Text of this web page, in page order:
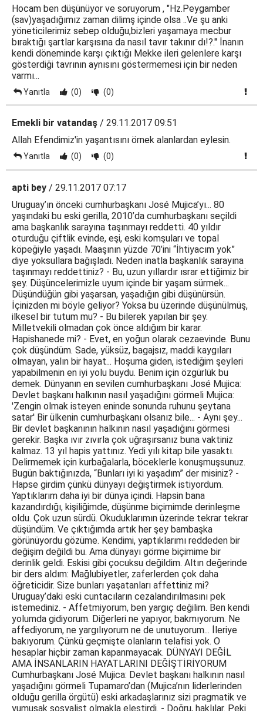
Hocam ben düşünüyor ve soruyorum , "Hz.Peygamber
(sav)yaşadığımız zaman dilimş içinde olsa ..Ve şu anki
yöneticilerimiz sebep olduğu,bizleri yaşamaya mecbur
bıraktığı şartlar karşısına da nasıl tavır takınır dı!?." İnanın
kendi döneminde karşı çıktığı Mekke ileri gelenlere karşı
gösterdiği tavrının aynısını göstermemesi için bir neden
varmı...
Yanıtla (0) (0)
Emekli bir vatandaş / 29.11.2017 09:51
Allah Efendimiz'in yaşantısını örnek alanlardan eylesin.
Yanıtla (0) (0)
apti bey / 29.11.2017 07:17
Uruguay’ın önceki cumhurbaşkanı José Mujica’yı... 80
yaşındaki bu eski gerilla, 2010’da cumhurbaşkanı seçildi
ama başkanlık sarayına taşınmayı reddetti. 40 yıldır
oturduğu çiftlik evinde, eşi, eski komşuları ve topal
köpeğiyle yaşadı. Maaşının yüzde 70’ini “İhtiyacım yok”
diye yoksullara bağışladı. Neden inatla başkanlık sarayına
taşınmayı reddettiniz? - Bu, uzun yıllardır ısrar ettiğimiz bir
şey. Düşüncelerimizle uyum içinde bir yaşam sürmek...
Düşündüğün gibi yaşarsan, yaşadığın gibi düşünürsün.
İçinizden mi böyle geliyor? Yoksa bu üzerinde düşünülmüş,
ilkesel bir tutum mu? - Bu bilerek yapılan bir şey.
Milletvekili olmadan çok önce aldığım bir karar.
Hapishanede mi? - Evet, en yoğun olarak cezaevinde. Bunu
çok düşündüm. Sade, yüksüz, bagajsız, maddi kaygıları
olmayan, yalın bir hayat... Hoşuma giden, istediğim şeyleri
yapabilmenin en iyi yolu buydu. Benim için özgürlük bu
demek. Dünyanın en sevilen cumhurbaşkanı José Mujica:
Devlet başkanı halkının nasıl yaşadığını görmeli Mujica:
'Zengin olmak isteyen eninde sonunda ruhunu şeytana
satar' Bir ülkenin cumhurbaşkanı olsanız bile... - Aynı şey...
Bir devlet başkanının halkının nasıl yaşadığını görmesi
gerekir. Başka ıvır zıvırla çok uğraşırsanız buna vaktiniz
kalmaz. 13 yıl hapis yattınız. Yedi yılı kitap bile yasaktı.
Delirmemek için kurbağalarla, böceklerle konuşmuşsunuz.
Bugün baktığınızda, “Bunları iyi ki yaşadım” der misiniz? -
Hapse girdim çünkü dünyayı değiştirmek istiyordum.
Yaptıklarım daha iyi bir dünya içindi. Hapsin bana
kazandırdığı, kişiliğimde, düşünme biçimimde derinleşme
oldu. Çok uzun sürdü. Okuduklarımın üzerinde tekrar tekrar
düşündüm. Ve çıktığımda artık her şey bambaşka
görünüyordu gözüme. Kendimi, yaptıklarımı reddeden bir
değişim değildi bu. Ama dünyayı görme biçimime bir
derinlik geldi. Eskisi gibi çocuksu değildim. Altın değerinde
bir ders aldım: Mağlubiyetler, zaferlerden çok daha
öğreticidir. Size bunları yaşatanları affettiniz mi?
Uruguay’daki eski cuntacıların cezalandırılmasını pek
istemediniz. - Affetmiyorum, ben yargıç değilim. Ben kendi
yolumda gidiyorum. Diğerleri ne yapıyor, bakmıyorum. Ne
affediyorum, ne yargılıyorum ne de unutuyorum... İleriye
bakıyorum. Çünkü geçmişte olanların telafisi yok. O
hesaplar hiçbir zaman kapanmayacak. DÜNYAYI DEĞİL
AMA İNSANLARIN HAYATLARINI DEĞİŞTİRİYORUM
Cumhurbaşkanı José Mujica: Devlet başkanı halkının nasıl
yaşadığını görmeli Tupamaro’dan (Mujica’nın liderlerinden
olduğu gerilla örgütü) eski arkadaşlarınız sizi pragmatik ve
yumuşak sosyalist olmakla eleştirdi. - Doğru, haklılar. Peki